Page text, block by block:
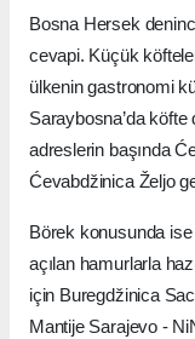
Bosna Hersek
cevapi. Küçük
ülkenin gastronomi
Saraybosna’da
adreslerin başında
Ćevabdžinica Željo
Börek konusunda
açılan hamurlarla
için Buregdžinica
Mantije Sarajevo -